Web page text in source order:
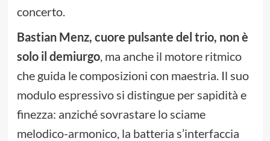
concerto.
Bastian Menz, cuore pulsante del trio, non è
solo il demiurgo, ma anche il motore ritmico
che guida le composizioni con maestria. Il suo
modulo espressivo si distingue per sapidità e
finezza: anziché sovrastare lo sciame
melodico-armonico, la batteria s’interfaccia